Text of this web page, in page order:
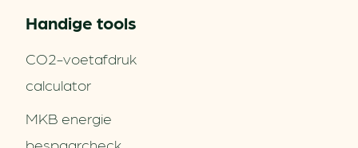
Handige tools
CO2-voetafdruk
calculator
MKB energie
bespaarcheck